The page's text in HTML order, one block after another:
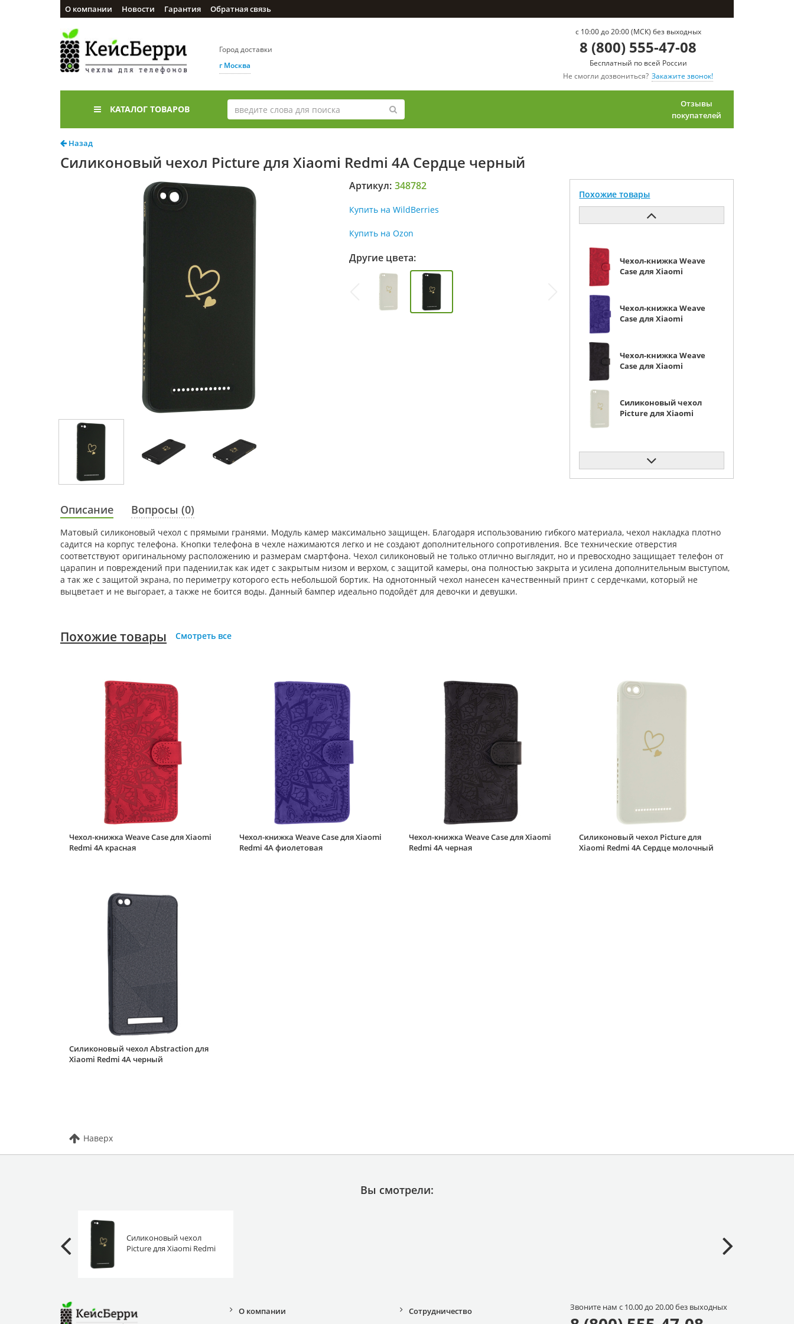
О компании Новости Гарантия Обратная связь
Город доставки
г Москва
c 10:00 до 20:00 (МСК) без выходных
8 (800) 555-47-08
Бесплатный по всей России
Не смогли дозвониться? Закажите звонок!
КАТАЛОГ ТОВАРОВ
Отзывы
покупателей
Назад
Силиконовый чехол Picture для Xiaomi Redmi 4A Сердце черный
Артикул: 348782
Купить на WildBerries
Купить на Ozon
Другие цвета:
Похожие товары
Чехол-книжка Weave
Case для Xiaomi
Чехол-книжка Weave
Case для Xiaomi
Чехол-книжка Weave
Case для Xiaomi
Силиконовый чехол
Picture для Xiaomi
Силиконовый чехол
Abstraction для
Xiaomi Redmi 4A
черный
Описание Вопросы (0)
Матовый силиконовый чехол с прямыми гранями. Модуль камер максимально защищен. Благодаря использованию гибкого материала, чехол накладка плотно
садится на корпус телефона. Кнопки телефона в чехле нажимаются легко и не создают дополнительного сопротивления. Все технические отверстия
соответствуют оригинальному расположению и размерам смартфона. Чехол силиконовый не только отлично выглядит, но и превосходно защищает телефон от
царапин и повреждений при падении,так как идет с закрытым низом и верхом, с защитой камеры, она полностью закрыта и усилена дополнительным выступом,
а так же с защитой экрана, по периметру которого есть небольшой бортик. На однотонный чехол нанесен качественный принт с сердечками, который не
выцветает и не выгорает, а также не боится воды. Данный бампер идеально подойдёт для девочки и девушки.
Похожие товары Смотреть все
Чехол-книжка Weave Case для Xiaomi
Redmi 4A красная
Чехол-книжка Weave Case для Xiaomi
Redmi 4A фиолетовая
Чехол-книжка Weave Case для Xiaomi
Redmi 4A черная
Силиконовый чехол Picture для
Xiaomi Redmi 4A Сердце молочный
Силиконовый чехол Abstraction для
Xiaomi Redmi 4A черный
Наверх
Вы смотрели:
Силиконовый чехол
Picture для Xiaomi Redmi
О компании Сотрудничество Звоните нам с 10.00 до 20.00 без выходных